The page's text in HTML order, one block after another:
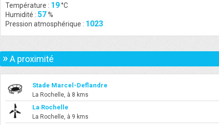
Température : 19°C
Humidité : 57%
Pression atmosphérique : 1023
»A proximité
Stade Marcel-Deflandre
La Rochelle, à 8 kms
La Rochelle
La Rochelle, à 9 kms